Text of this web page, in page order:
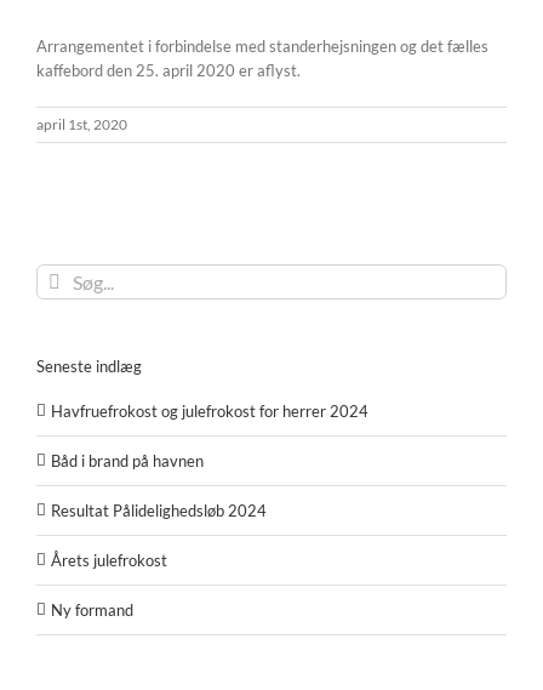
Arrangementet i forbindelse med standerhejsningen og det fælles
kaffebord den 25. april 2020 er aflyst.
april 1st, 2020
Søg
efter:
Seneste indlæg
Havfruefrokost og julefrokost for herrer 2024
Båd i brand på havnen
Resultat Pålidelighedsløb 2024
Årets julefrokost
Ny formand